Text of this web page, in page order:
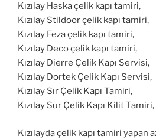
Kızılay Haska çelik kapı tamiri,
Kızılay Stildoor çelik kapı tamiri,
Kızılay Feza çelik kapı tamiri,
Kızılay Deco çelik kapı tamiri,
Kızılay Dierre Çelik Kapı Servisi,
Kızılay Dortek Çelik Kapı Servisi,
Kızılay Sır Çelik Kapı Tamiri,
Kızılay Sur Çelik Kapı Kilit Tamiri,
Kızılayda çelik kapı tamiri yapan